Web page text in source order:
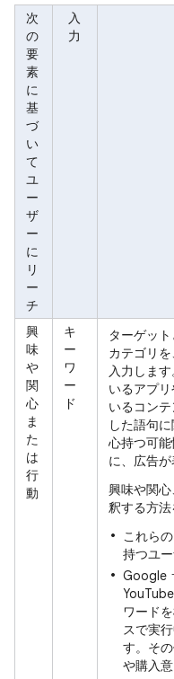
次
の
要
素
に
基
づ
い
て
ユ
ー
ザ
ー
に
リ
ー
チ
入
力
興
味
や
関
心
ま
た
は
行
動
キ
ー
ワ
ー
ド
ターゲッ
カテゴリ
入力しま
いるアプ
いるコン
した語句
心持つ可
に、広告が
興味や関
釈する方法
これら
持つユ
Google
ワード
スで実
す。そ
や購入